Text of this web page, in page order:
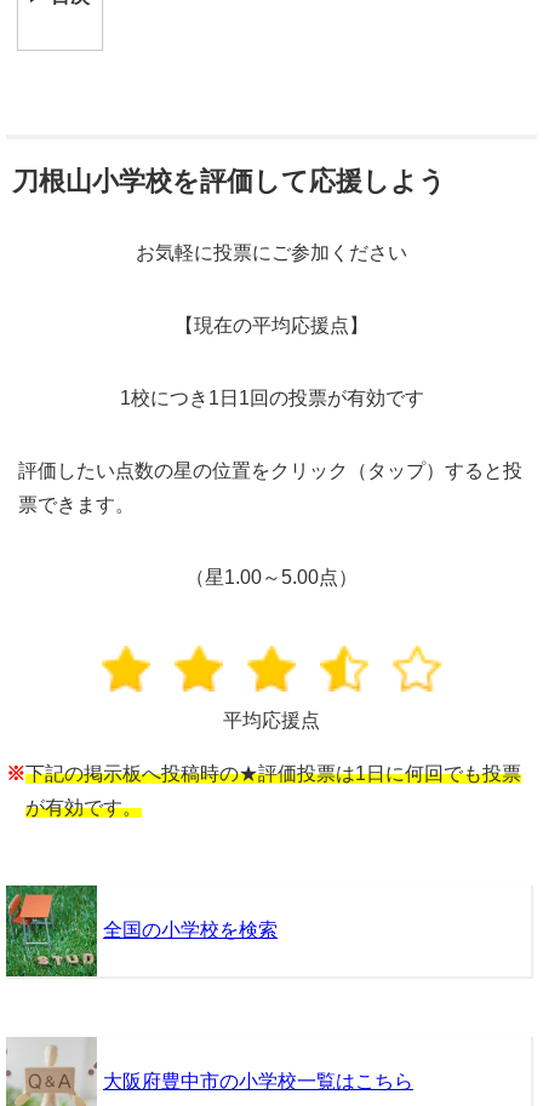
刀根山小学校を評価して応援しよう
お気軽に投票にご参加ください
【現在の平均応援点】
1校につき1日1回の投票が有効です
評価したい点数の星の位置をクリック（タップ）すると投
票できます。
（星1.00～5.00点）
平均応援点
※下記の掲示板へ投稿時の★評価投票は1日に何回でも投票
が有効です。
全国の小学校を検索
大阪府豊中市の小学校一覧はこちら